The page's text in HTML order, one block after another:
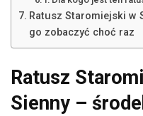
Ratusz Staromiejski w
go zobaczyć choć raz
Ratusz
Sienny –